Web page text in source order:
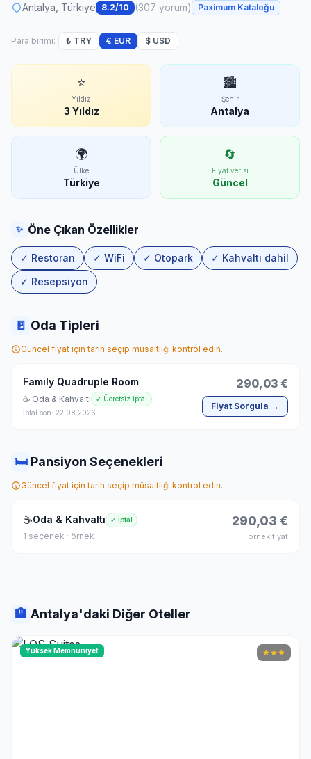
Antalya, Türkiye 8.2/10 (307 yorum) Paximum Kataloğu
Para birimi: ₺ TRY € EUR $ USD
⭐
Yıldız
3 Yıldız
🏙
Şehir
Antalya
🌍
Ülke
Türkiye
🔄
Fiyat verisi
Güncel
✨ Öne Çıkan Özellikler
✓ Restoran ✓ WiFi ✓ Otopark
✓ Kahvaltı dahil
✓ Resepsiyon
🚪 Oda Tipleri
Güncel fiyat için tarih seçip müsaitliği kontrol edin.
Family Quadruple Room
☕ Oda & Kahvaltı
✓ Ücretsiz iptal
İptal son: 22.08.2026
290,03 €
Fiyat Sorgula →
🛏 Pansiyon Seçenekleri
Güncel fiyat için tarih seçip müsaitliği kontrol edin.
☕Oda & Kahvaltı ✓ İptal
1 seçenek · örnek
290,03 €
örnek fiyat
🏨 Antalya'daki Diğer Oteller
Yüksek Memnuniyet ★★★